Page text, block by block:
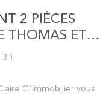
2 PIÈCES
THOMAS ET
C’Immobilier vous